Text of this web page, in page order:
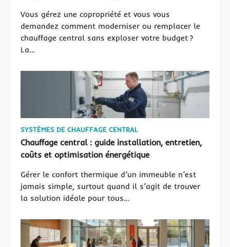
Vous gérez une copropriété et vous vous
demandez comment moderniser ou remplacer le
chauffage central sans exploser votre budget ?
La…
SYSTÈMES DE CHAUFFAGE CENTRAL
Chauffage central : guide installation, entretien,
coûts et optimisation énergétique
Gérer le confort thermique d’un immeuble n’est
jamais simple, surtout quand il s’agit de trouver
la solution idéale pour tous…